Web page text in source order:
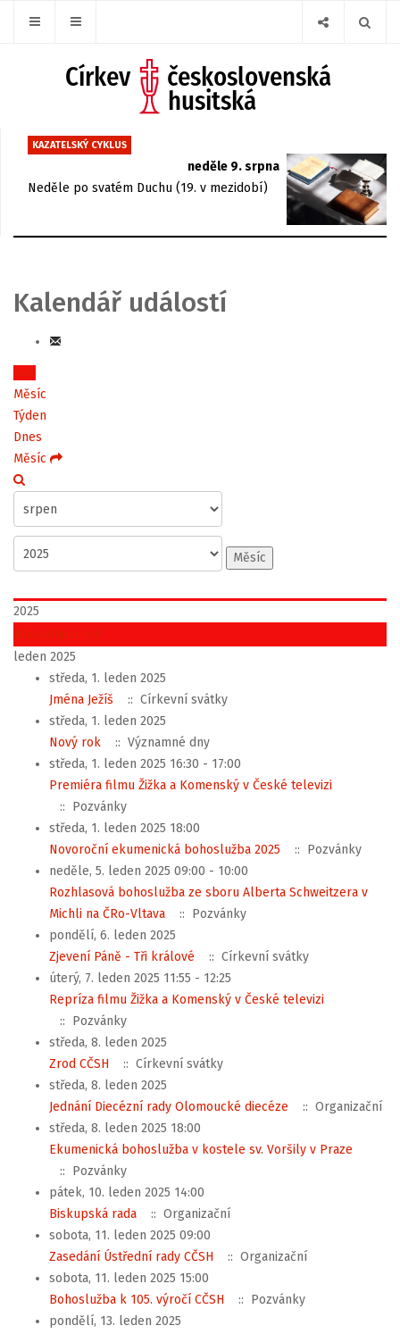
KAZATELSKÝ CYKLUS
neděle 9. srpna
Neděle po svatém Duchu (19. v mezidobí)
Kalendář událostí
Rok
Měsíc
Týden
Dnes
Měsíc
Měsíc
2025
Následující rok
leden 2025
středa, 1. leden 2025
Jména Ježíš
:: Církevní svátky
středa, 1. leden 2025
Nový rok
:: Významné dny
středa, 1. leden 2025 16:30 - 17:00
Premiéra filmu Žižka a Komenský v České televizi
:: Pozvánky
středa, 1. leden 2025 18:00
Novoroční ekumenická bohoslužba 2025
:: Pozvánky
neděle, 5. leden 2025 09:00 - 10:00
Rozhlasová bohoslužba ze sboru Alberta Schweitzera v
Michli na ČRo-Vltava
:: Pozvánky
pondělí, 6. leden 2025
Zjevení Páně - Tři králové
:: Církevní svátky
úterý, 7. leden 2025 11:55 - 12:25
Repríza filmu Žižka a Komenský v České televizi
:: Pozvánky
středa, 8. leden 2025
Zrod CČSH
:: Církevní svátky
středa, 8. leden 2025
Jednání Diecézní rady Olomoucké diecéze
:: Organizační
středa, 8. leden 2025 18:00
Ekumenická bohoslužba v kostele sv. Voršily v Praze
:: Pozvánky
pátek, 10. leden 2025 14:00
Biskupská rada
:: Organizační
sobota, 11. leden 2025 09:00
Zasedání Ústřední rady CČSH
:: Organizační
sobota, 11. leden 2025 15:00
Bohoslužba k 105. výročí CČSH
:: Pozvánky
pondělí, 13. leden 2025